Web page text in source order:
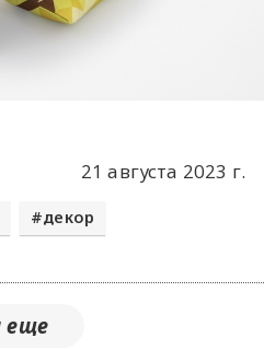
21 августа 2023 г.
декор